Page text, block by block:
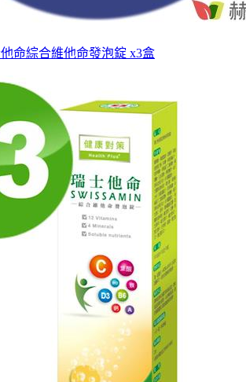
他命綜合維他命發泡錠 x3盒